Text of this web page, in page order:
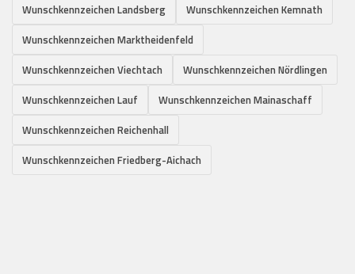
Wunschkennzeichen Landsberg
Wunschkennzeichen Kemnath
Wunschkennzeichen Marktheidenfeld
Wunschkennzeichen Viechtach
Wunschkennzeichen Nördlingen
Wunschkennzeichen Lauf
Wunschkennzeichen Mainaschaff
Wunschkennzeichen Reichenhall
Wunschkennzeichen Friedberg-Aichach